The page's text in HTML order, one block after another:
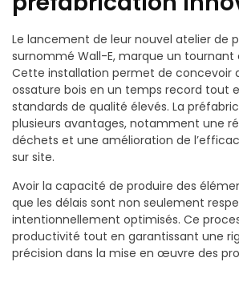
Le lancement de leur nouvel atelier de
surnommé Wall-E, marque un tournant
Cette installation permet de concevoir
ossature bois en un temps record tout
standards de qualité élevés. La
plusieurs avantages, notamment une
déchets et une amélioration de
sur site.
Avoir la capacité de produire des
que les délais sont non seulement
intentionnellement optimisés. Ce
productivité tout en garantissant une
précision dans la mise en œuvre des